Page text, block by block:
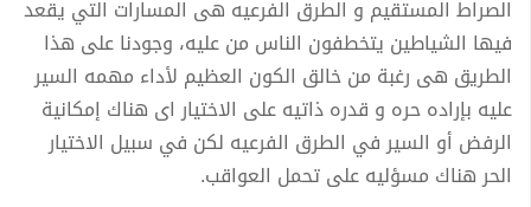
الصراط المستقيم و الطرق الفرعيه هى المسارات التي يقعد
فيها الشياطين يتخطفون الناس من عليه، وجودنا على هذا
الطريق هى رغبة من خالق الكون العظيم لأداء مهمه السير
عليه بإراده حره و قدره ذاتيه على الاختيار اى هناك إمكانية
الرفض أو السير في الطرق الفرعيه لكن في سبيل الاختيار
الحر هناك مسؤليه على تحمل العواقب.